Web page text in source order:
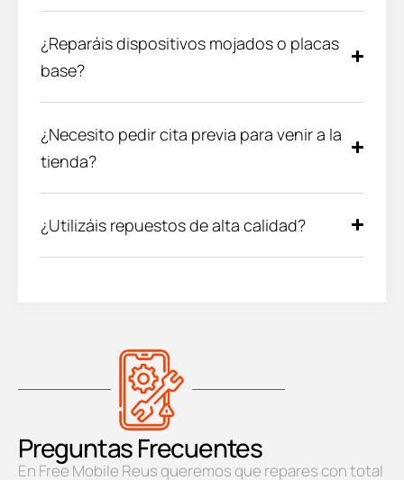
¿Reparáis dispositivos mojados o placas
base?
¿Necesito pedir cita previa para venir a la
tienda?
¿Utilizáis repuestos de alta calidad?
Preguntas Frecuentes
En Free Mobile Reus queremos que repares con total